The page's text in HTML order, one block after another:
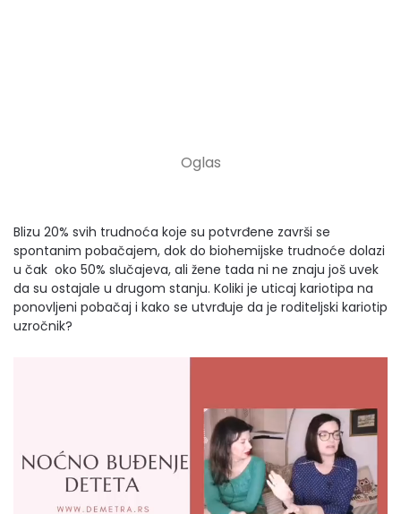
Blizu 20% svih trudnoća koje su potvrđene završi se
spontanim pobačajem, dok do biohemijske trudnoće dolazi
u čak oko 50% slučajeva, ali žene tada ni ne znaju još uvek
da su ostajale u drugom stanju. Koliki je uticaj kariotipa na
ponovljeni pobačaj i kako se utvrđuje da je roditeljski kariotip
uzročnik?